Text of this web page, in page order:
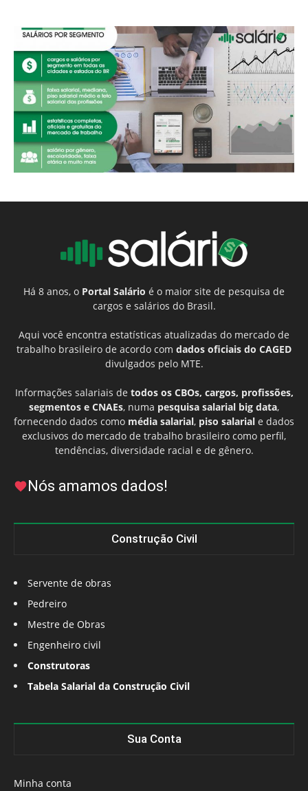
Há 8 anos, o Portal Salário é o maior site de pesquisa de
cargos e salários do Brasil.
Aqui você encontra estatísticas atualizadas do mercado de
trabalho brasileiro de acordo com dados oficiais do CAGED
divulgados pelo MTE.
Informações salariais de todos os CBOs, cargos, profissões,
segmentos e CNAEs, numa pesquisa salarial big data,
fornecendo dados como média salarial, piso salarial e dados
exclusivos do mercado de trabalho brasileiro como perfil,
tendências, diversidade racial e de gênero.
Nós amamos dados!
Construção Civil
Servente de obras
Pedreiro
Mestre de Obras
Engenheiro civil
Construtoras
Tabela Salarial da Construção Civil
Sua Conta
Minha conta